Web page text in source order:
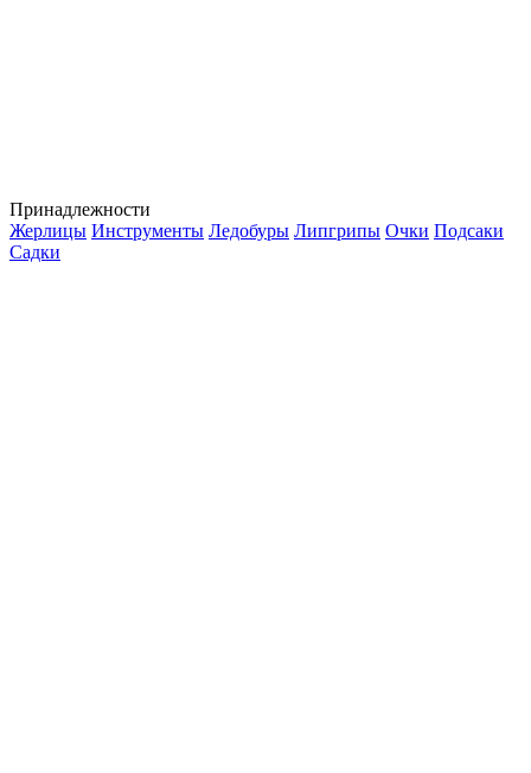
Принадлежности
Жерлицы Инструменты Ледобуры Липгрипы Очки Подсаки
Садки